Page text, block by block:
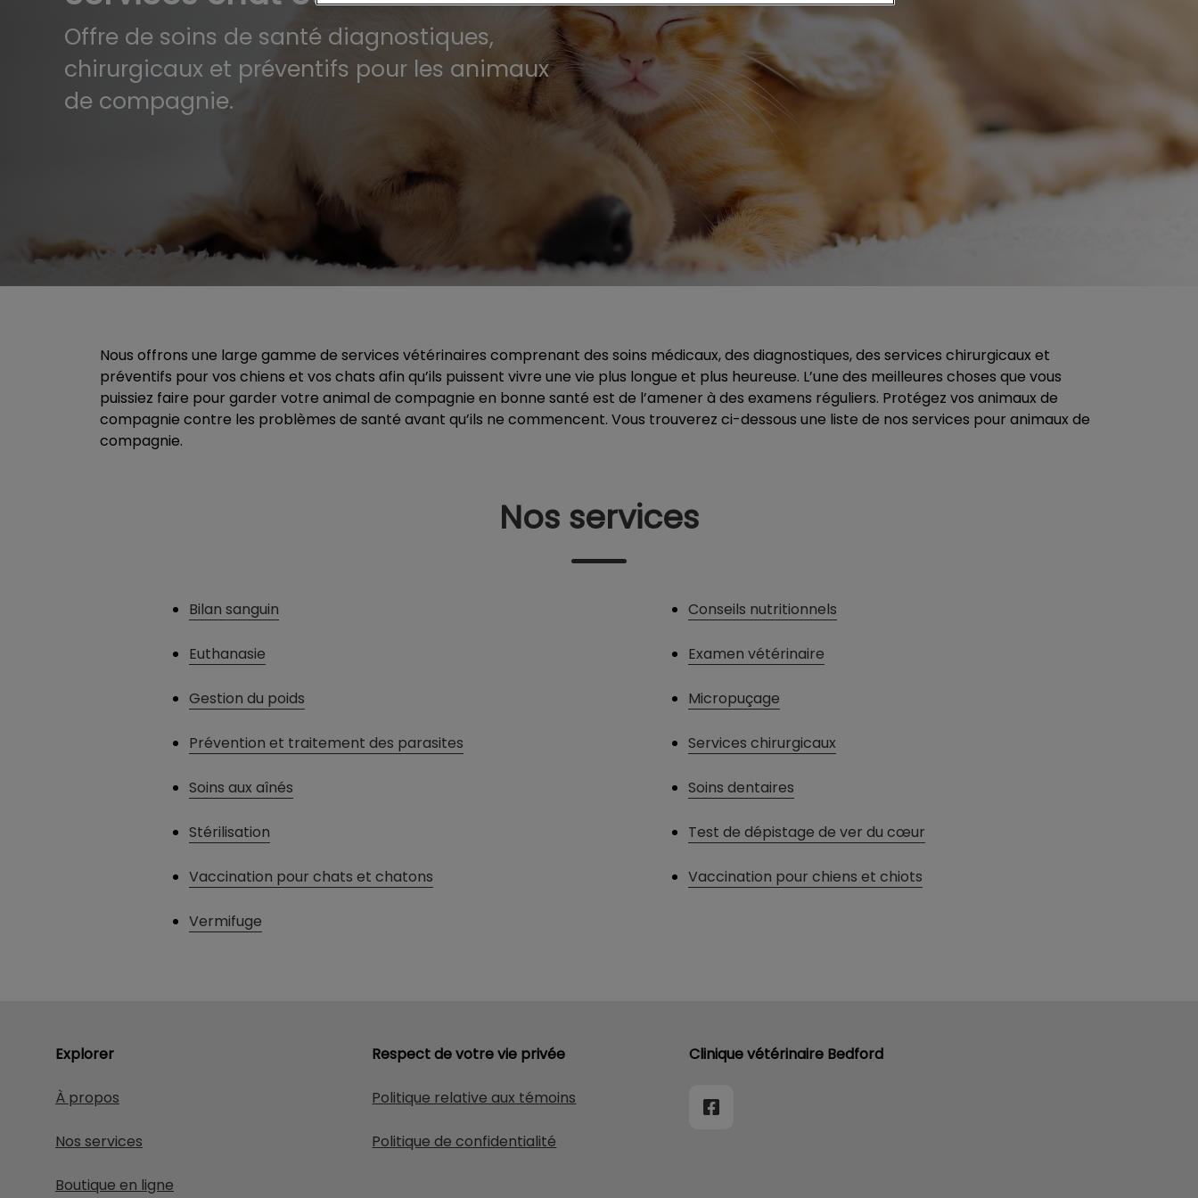
Offre de soins de santé diagnostiques,
chirurgicaux et préventifs pour les animaux
de compagnie.
Nous offrons une large gamme de services vétérinaires comprenant des soins médicaux, des diagnostiques, des services chirurgicaux et
préventifs pour vos chiens et vos chats afin qu’ils puissent vivre une vie plus longue et plus heureuse. L’une des meilleures choses que vous
puissiez faire pour garder votre animal de compagnie en bonne santé est de l’amener à des examens réguliers. Protégez vos animaux de
compagnie contre les problèmes de santé avant qu’ils ne commencent. Vous trouverez ci-dessous une liste de nos services pour animaux de
compagnie.
Nos services
Bilan sanguin Conseils nutritionnels
Euthanasie Examen vétérinaire
Gestion du poids Micropuçage
Prévention et traitement des parasites Services chirurgicaux
Soins aux aînés Soins dentaires
Stérilisation Test de dépistage de ver du cœur
Vaccination pour chats et chatons Vaccination pour chiens et chiots
Vermifuge
Explorer
À propos
Nos services
Boutique en ligne
Respect de votre vie privée
Politique relative aux témoins
Politique de confidentialité
Clinique vétérinaire Bedford